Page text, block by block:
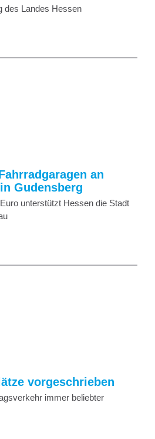
des Landes Hessen
an
Gudensberg
unterstützt Hessen die Stadt
vorgeschrieben
immer beliebter